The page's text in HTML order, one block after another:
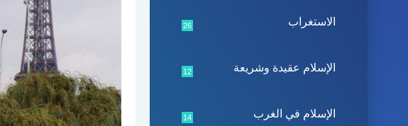
الاستغراب 26
الإسلام عقيدة وشريعة 12
الإسلام في الغرب 14